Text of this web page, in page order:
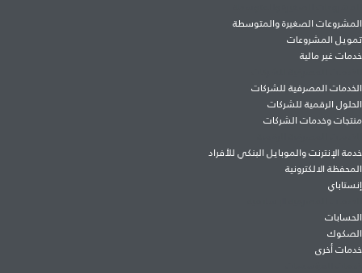
المشروعات الصغيرة والمتوسطة
تمويل المشروعات
خدمات غير مالية
الخدمات المصرفية للشركات
الحلول الرقمية للشركات
منتجات وخدمات الشركات
خدمة الإنترنت والموبايل البنكي للأفراد
المحفظة الالكترونية
إنستاباي
الحسابات
الصكوك
خدمات أخرى
الاسم*
الموبايل*